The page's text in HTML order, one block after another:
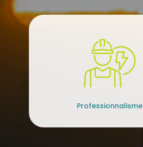
Professionnalisme